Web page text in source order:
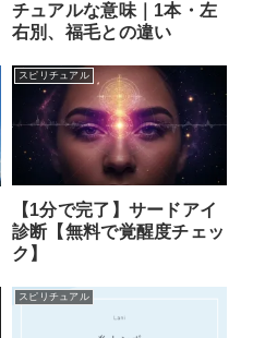
チュアルな意味｜1本・左
右別、福毛との違い
スピリチュアル
【1分で完了】サードアイ
診断【無料で覚醒度チェッ
ク】
スピリチュアル